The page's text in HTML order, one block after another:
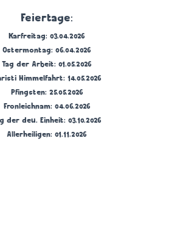
Feiertage:
Karfreitag: 03.04.2026
Ostermontag: 06.04.2026
Tag der Arbeit: 01.05.2026
Himmelfahrt: 14.05.2026
Pfingsten: 25.05.2026
Fronleichnam: 04.06.2026
der deu. Einheit: 03.10.2026
Allerheiligen: 01.11.2026